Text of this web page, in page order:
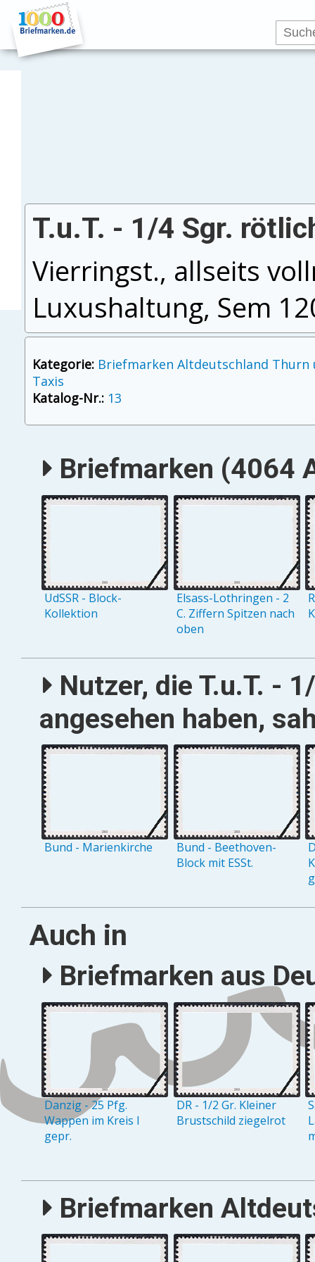
T.u.T. - 1/4 Sgr.
Vierringst., allseits
Luxushaltung, Sem
Kategorie: Briefmarken Altdeutschland Thurn
Taxis
Katalog-Nr.: 13
Briefmarken (4064
UdSSR - Block-
Kollektion
Elsass-Lothringen - 2
C. Ziffern Spitzen nach
oben
Nutzer, die T.u.T. -
angesehen haben,
Bund - Marienkirche
Bund - Beethoven-
Block mit ESSt.
Auch in
Briefmarken aus
Danzig - 25 Pfg.
Wappen im Kreis I
gepr.
DR - 1/2 Gr. Kleiner
Brustschild ziegelrot
Briefmarken